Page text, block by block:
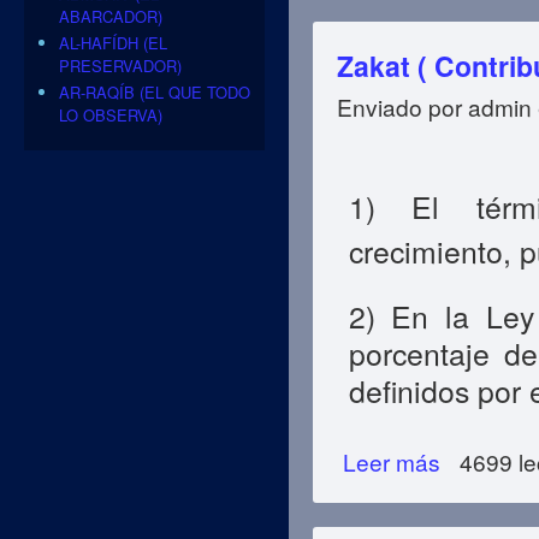
Zakat (
Enviado poradmin
1) El
crecimiento,
2) En la
porcentaje
definidos por
Leer más sobre Zakat (
4699
ABARCADOR)
AL-HAFÍDH (EL
PRESERVADOR)
AR-RAQÍB (EL QUE TODO
LO OBSERVA)